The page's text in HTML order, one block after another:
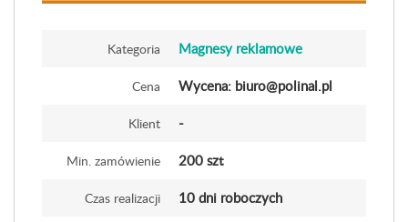
Kategoria Magnesy reklamowe
Cena Wycena: biuro@polinal.pl
Klient -
Min. zamówienie 200 szt
Czas realizacji 10 dni roboczych